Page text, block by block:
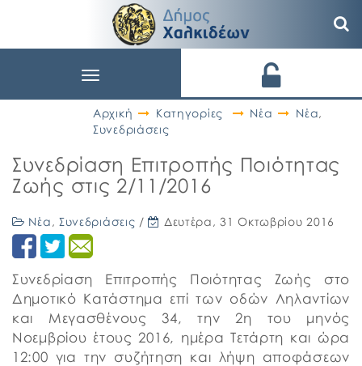
Toggle
Αρχική
Κατηγορίες Νέα Νέα,
Συνεδριάσεις
Συνεδρίαση Επιτροπής Ποιότητας
Ζωής στις 2/11/2016
Νέα , Συνεδριάσεις / Δευτέρα, 31 Οκτωβρίου 2016
Συνεδρίαση Επιτροπής Ποιότητας Ζωής στο
Δημοτικό Κατάστημα επί των οδών Ληλαντίων
και Μεγασθένους 34, την 2η του μηνός
Νοεμβρίου έτους 2016, ημέρα Τετάρτη και ώρα
12:00 για την συζήτηση και λήψη αποφάσεων